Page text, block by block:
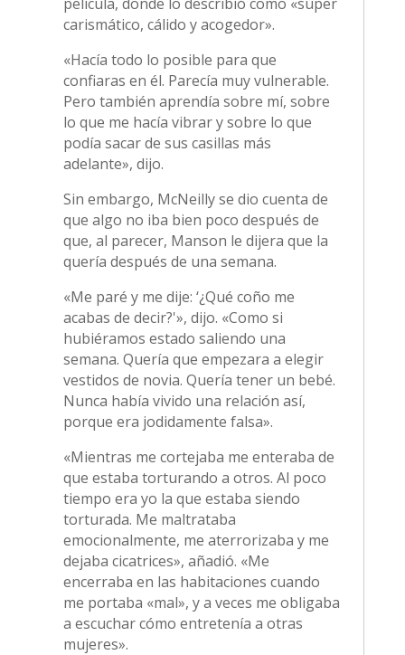
carismático, cálido y acogedor».
«Hacía todo lo posible para que
confiaras en él. Parecía muy vulnerable.
Pero también aprendía sobre mí, sobre
lo que me hacía vibrar y sobre lo que
podía sacar de sus casillas más
adelante», dijo.
Sin embargo, McNeilly se dio cuenta de
que algo no iba bien poco después de
que, al parecer, Manson le dijera que la
quería después de una semana.
«Me paré y me dije: ‘¿Qué coño me
acabas de decir?'», dijo. «Como si
hubiéramos estado saliendo una
semana. Quería que empezara a elegir
vestidos de novia. Quería tener un bebé.
Nunca había vivido una relación así,
porque era jodidamente falsa».
«Mientras me cortejaba me enteraba de
que estaba torturando a otros. Al poco
tiempo era yo la que estaba siendo
torturada. Me maltrataba
emocionalmente, me aterrorizaba y me
dejaba cicatrices», añadió. «Me
encerraba en las habitaciones cuando
me portaba «mal», y a veces me obligaba
a escuchar cómo entretenía a otras
mujeres».